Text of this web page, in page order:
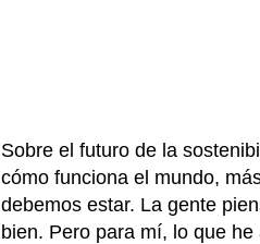
Sobre el futuro de la
cómo funciona el mundo,
debemos estar. La gente
bien. Pero para mí, lo que